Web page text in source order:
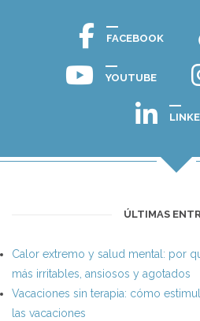
FACEBOOK
YOUTUBE
ÚLTIMAS
Calor extremo y salud mental: por
más irritables, ansiosos y agotados
Vacaciones sin terapia: cómo
las vacaciones